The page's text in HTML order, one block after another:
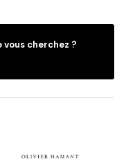
vous cherchez ?